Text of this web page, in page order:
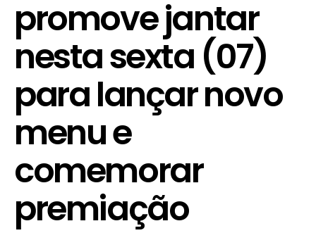
promove jantar
nesta sexta (07)
para lançar novo
menu e
comemorar
premiação